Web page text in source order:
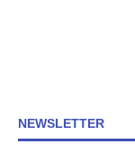
NEWSLETTER